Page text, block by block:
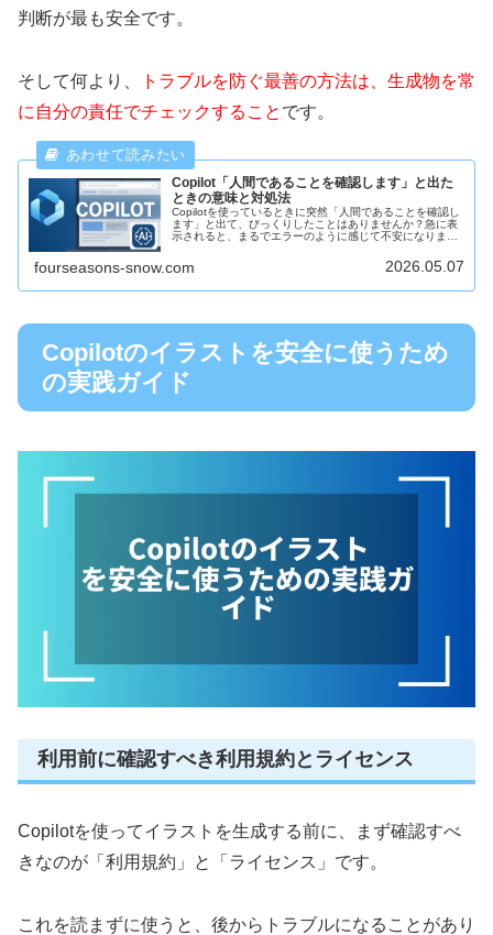
判断が最も安全です。
そして何より、
トラブルを防ぐ最善の方法は、生成物を常
に自分の責任でチェックすること です。
Copilot「人間であることを確認します」と出た
ときの意味と対処法
Copilotを使っているときに突然「人間であることを確認し
ます」と出て、びっくりしたことはありませんか？急に表
示されると、まるでエラーのように感じて不安になります
fourseasons-snow.com 2026.05.07
Copilotのイラストを安全に使うため
の実践ガイド
利用前に確認すべき利用規約とライセンス
Copilotを使ってイラストを生成する前に、まず確認すべ
きなのが「利用規約」と「ライセンス」です。
これを読まずに使うと、後からトラブルになることがあり